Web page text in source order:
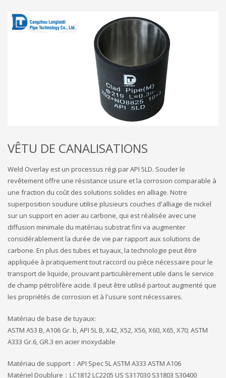
VÊTU DE CANALISATIONS
Weld Overlay est un processus régi par API 5LD. Souder le
revêtement offre une résistance usure et la corrosion comparable à
une fraction du coût des solutions solides en alliage. Notre
superposition soudure utilise plusieurs couches d'alliage de nickel
sur un support en acier au carbone, qui est réalisée avec une
diffusion minimale du matériau substrat fini va augmenter
considérablement la durée de vie par rapport aux solutions de
carbone. En plus des tubes et tuyaux, la technologie peut être
appliquée à pratiquement tout raccord ou pièce nécessaire pour le
transport de liquide, prouvant particulièrement utile dans le service
de champ pétrolifère acide. Il peut être utilisé partout augmenté que
les propriétés de corrosion et à l'usure sont nécessaires.
Matériau de base de tuyaux:
ASTM A53 B, A106 Gr. b, API 5L B, X42, X52, X56, X60, X65, X70; ASTM
A333 Gr.6, GR.3 en acier inoxydable
Matériau de support：API Spec 5L ASTM A333 ASTM A106
Matériel Doublure：LC1812 LC2205 US S317030 S31803 S30400